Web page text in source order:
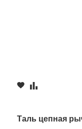
Таль цепная